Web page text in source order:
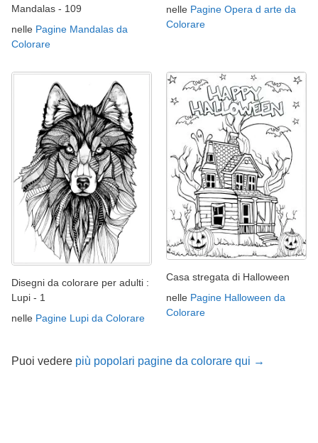
Mandalas - 109
nelle Pagine Mandalas da
Colorare
nelle Pagine Opera d arte da
Colorare
Disegni da colorare per adulti :
Lupi - 1
nelle Pagine Lupi da Colorare
Casa stregata di Halloween
nelle Pagine Halloween da
Colorare
Puoi vedere più popolari pagine da colorare qui →